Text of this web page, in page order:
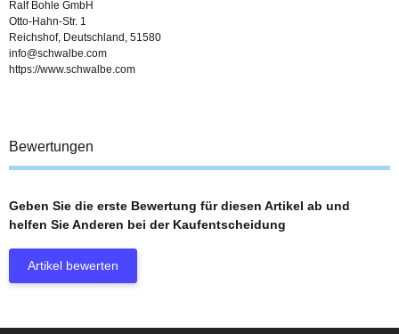
Ralf Bohle GmbH
Otto-Hahn-Str. 1
Reichshof, Deutschland, 51580
info@schwalbe.com
https://www.schwalbe.com
Bewertungen
Geben Sie die erste Bewertung für diesen Artikel ab und
helfen Sie Anderen bei der Kaufentscheidung
Artikel bewerten